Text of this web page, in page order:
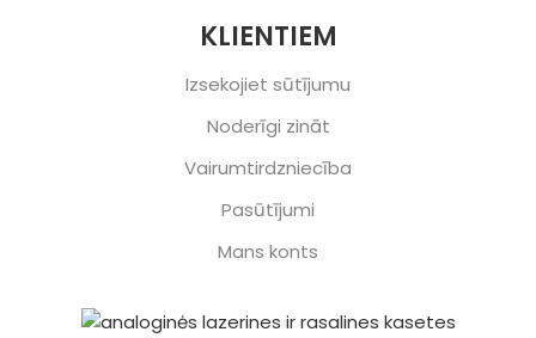
KLIENTIEM
Izsekojiet sūtījumu
Noderīgi zināt
Vairumtirdzniecība
Pasūtījumi
Mans konts